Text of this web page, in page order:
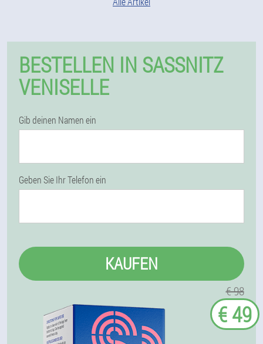
BESTELLEN IN SASSNITZ
VENISELLE
Gib deinen Namen ein
Geben Sie Ihr Telefon ein
KAUFEN
€ 98
€ 49